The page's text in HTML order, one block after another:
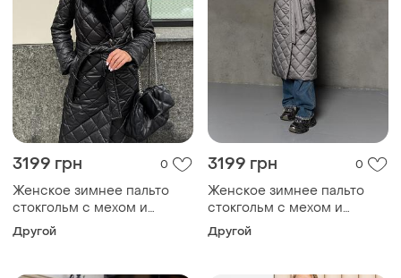
3199 грн 0
Женское зимнее пальто
стокгольм с мехом и
поясом утепленное,
стильное стеганое пальто
Другой
3199 грн 0
Женское зимнее пальто
стокгольм с мехом и
поясом утепленное,
стильное стеганое пальто
Другой